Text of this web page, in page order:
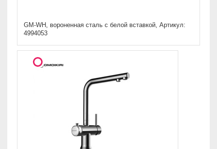
GM-WH, вороненная сталь с белой вставкой, Артикул:
4994053